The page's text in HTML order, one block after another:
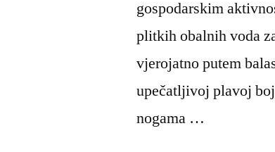
gospodarskim
plitkih obalnih voda
vjerojatno putem
upečatljivoj plavoj
nogama …